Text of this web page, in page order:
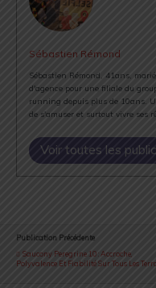
Sébastien Rémond
Sébastien Rémond, 41ans,
d'agence pour une filiale du
running depuis plus de 10ans.
de s'amuser et surtout vivre ses
Voir toutes les
Publication Précédente
Saucony Peregrine 10 : Accroche,
Polyvalence Et Fiabilité Sur Tous Les